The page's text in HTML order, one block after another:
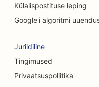
SEO
SEO
SEO kosmeetiliste
Külalispostituse leping
Google'i algoritmi
Juriidiline
Tingimused
Privaatsuspoliitika